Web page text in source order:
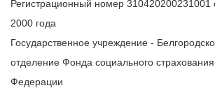
Регистрационный номер 310420200231001
2000 года
Государственное учреждение -
отделение Фонда социального
Федерации